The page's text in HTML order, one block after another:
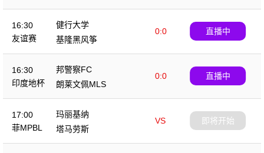
16:30
友谊赛
健行大学
0:0
基隆黑风筝
直播中
16:30
印度地杯
邦警察FC
0:0
朗莱文佩MLS
直播中
17:00
菲MPBL
玛丽基纳
VS
塔马劳斯
即将开始